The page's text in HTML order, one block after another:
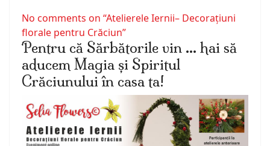
No comments on “Atelierele Iernii– Decorațiuni
florale pentru Crăciun”
Pentru că Sărbătorile vin … hai să
aducem Magia și Spiritul
Crăciunului în casa ta!